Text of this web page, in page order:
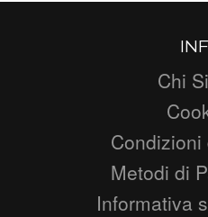
Chi
Condizioni
Metodi di
Informativa